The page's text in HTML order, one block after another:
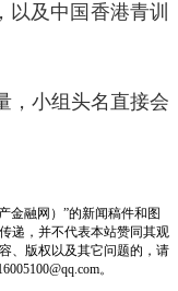
以及中国香港青训
，小组头名直接会
金融网）”的新闻稿件和图
递，并不代表本站赞同其观
、版权以及其它问题的，请
。